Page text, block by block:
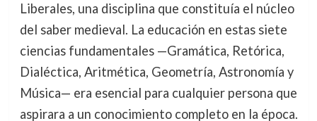
Liberales, una disciplina que constituía el núcleo
del saber medieval. La educación en estas siete
ciencias fundamentales —Gramática, Retórica,
Dialéctica, Aritmética, Geometría, Astronomía y
Música— era esencial para cualquier persona que
aspirara a un conocimiento completo en la época.